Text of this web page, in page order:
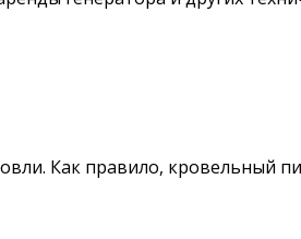
Как правило, кровельный